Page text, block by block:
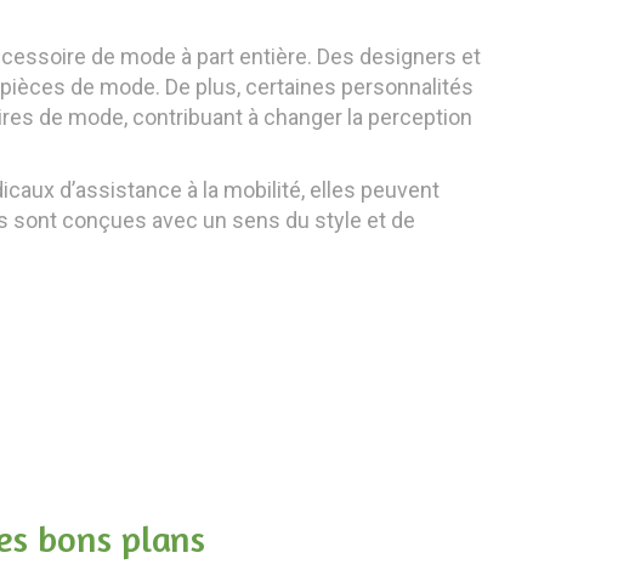
de mode à part entière. Des designers et
de mode. De plus, certaines personnalités
de mode, contribuant à changer la perception
d’assistance à la mobilité, elles peuvent
sont conçues avec un sens du style et de
bons plans